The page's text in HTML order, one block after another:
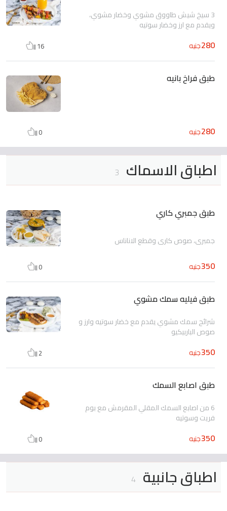
3 سيخ شيش طاووق مشوي وخضار مشوي،
ويقدم مع ارز وخضار سوتيه
280جنيه 16
طبق فراخ بانيه
280جنيه 0
اطباق الاسماك 3
طبق جمبري كاري
جمبري، صوص كاري وقطع الاناناس
350جنيه 0
طبق فيليه سمك مشوي
شرائح سمك مشوي يقدم مع خضار سوتيه وارز و
صوص الباربيكيو
350جنيه 2
طبق اصابع السمك
6 من اصابع السمك المقلي المقرمش مع بوم
فريت وسوتيه
350جنيه 0
اطباق جانبية 4